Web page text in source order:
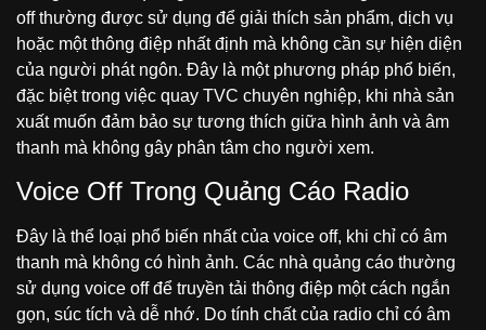
off thường được sử dụng để giải thích sản phẩm, dịch vụ
hoặc một thông điệp nhất định mà không cần sự hiện diện
của người phát ngôn. Đây là một phương pháp phổ biến,
đặc biệt trong việc quay TVC chuyên nghiệp, khi nhà sản
xuất muốn đảm bảo sự tương thích giữa hình ảnh và âm
thanh mà không gây phân tâm cho người xem.
Voice Off Trong Quảng Cáo Radio
Đây là thể loại phổ biến nhất của voice off, khi chỉ có âm
thanh mà không có hình ảnh. Các nhà quảng cáo thường
sử dụng voice off để truyền tải thông điệp một cách ngắn
gọn, súc tích và dễ nhớ. Do tính chất của radio chỉ có âm